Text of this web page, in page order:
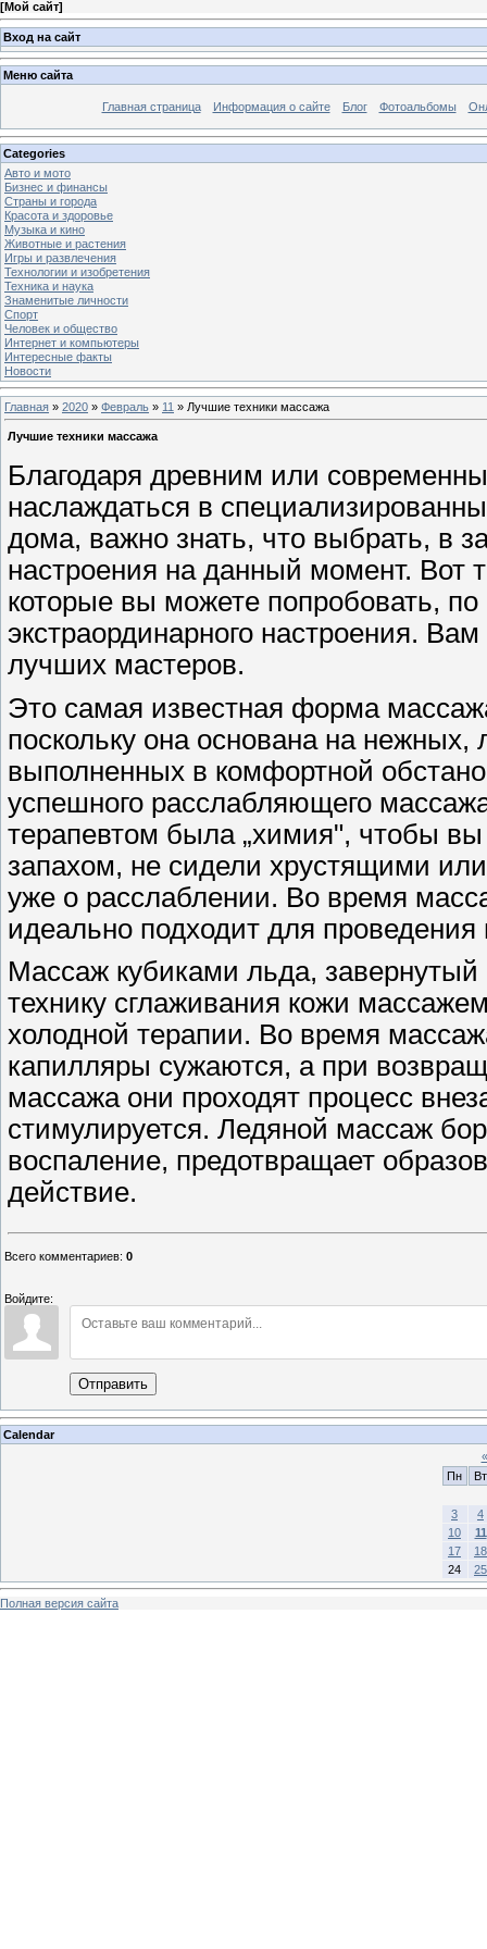
[Мой сайт]
Вход на сайт
Меню сайта
Главная страница Информация о сайте Блог Фотоальбомы
Categories
Авто и мото
Бизнес и финансы
Страны и города
Красота и здоровье
Музыка и кино
Животные и растения
Игры и развлечения
Технологии и изобретения
Техника и наука
Знаменитые личности
Спорт
Человек и общество
Интернет и компьютеры
Интересные факты
Новости
Главная » 2020 » Февраль » 11 » Лучшие техники массажа
Лучшие техники массажа
Благодаря древним или
наслаждаться в
дома, важно знать, что выбрать, в
настроения на данный момент. Вот
которые вы можете попробовать,
экстраординарного настроения.
лучших мастеров.
Это самая известная форма
поскольку она основана на
выполненных в комфортной
успешного расслабляющего
терапевтом была „химия", чтобы
запахом, не сидели хрустящими
уже о расслаблении. Во время
идеально подходит для проведения
Массаж кубиками льда, завернутый
технику сглаживания кожи
холодной терапии. Во время
капилляры сужаются, а при
массажа они проходят процесс
стимулируется. Ледяной массаж
воспаление, предотвращает
действие.
Всего комментариев: 0
Войдите:
Отправить
Calendar
«
Пн
Вт
3
4
10
11
17
18
24
25
Полная версия сайта